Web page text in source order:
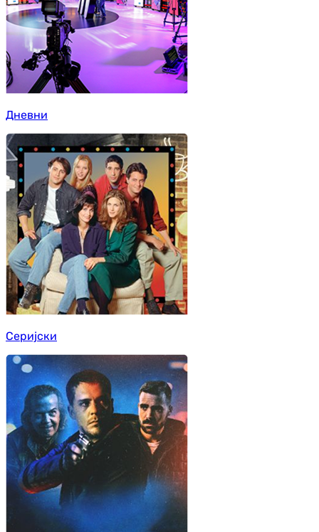
Дневни
Серијски